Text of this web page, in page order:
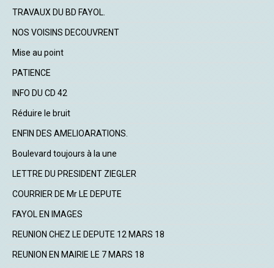
TRAVAUX DU BD FAYOL.
NOS VOISINS DECOUVRENT
Mise au point
PATIENCE
INFO DU CD 42
Réduire le bruit
ENFIN DES AMELIOARATIONS.
Boulevard toujours à la une
LETTRE DU PRESIDENT ZIEGLER
COURRIER DE Mr LE DEPUTE
FAYOL EN IMAGES
REUNION CHEZ LE DEPUTE 12 MARS 18
REUNION EN MAIRIE LE 7 MARS 18